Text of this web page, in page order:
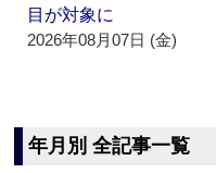
目が対象に
2026年08月07日 (金)
年月別 全記事一覧